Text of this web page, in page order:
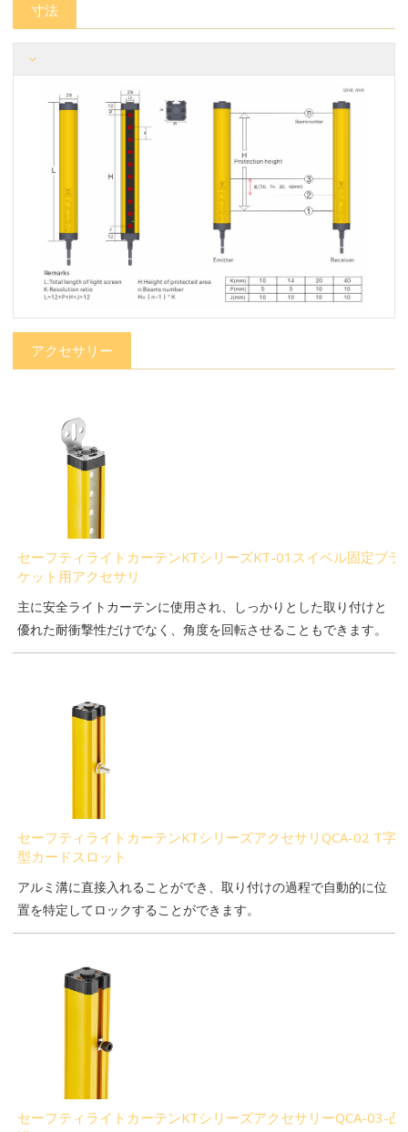
寸法
アクセサリー
セーフティライトカーテンKTシリーズKT-01スイベル固定ブラ
ケット用アクセサリ
主に安全ライトカーテンに使用され、しっかりとした取り付けと
優れた耐衝撃性だけでなく、角度を回転させることもできます。
セーフティライトカーテンKTシリーズアクセサリQCA-02 T字
型カードスロット
アルミ溝に直接入れることができ、取り付けの過程で自動的に位
置を特定してロックすることができます。
セーフティライトカーテンKTシリーズアクセサリーQCA-03-凸